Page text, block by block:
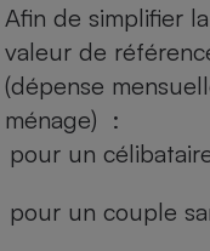
Afin de simplifier
valeur de
(dépense
ménage) :
pour un
pour un couple